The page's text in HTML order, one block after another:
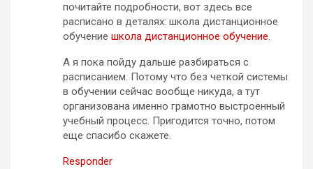
почитайте подробности, вот здесь все
расписано в деталях: школа дистанционное
обучение школа дистанционное обучение.
А я пока пойду дальше разбираться с
расписанием. Потому что без четкой системы
в обучении сейчас вообще никуда, а тут
организована именно грамотно выстроенный
учебный процесс. Пригодится точно, потом
еще спасибо скажете.
Responder